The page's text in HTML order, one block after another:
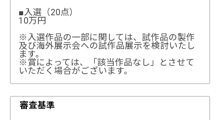
■入選（20点）
10万円
※入選作品の一部に関しては、試作品の製作
及び海外展示会への試作品展示を検討いたし
ます。
※賞によっては、「該当作品なし」とさせて
いただく場合がございます。
審査基準